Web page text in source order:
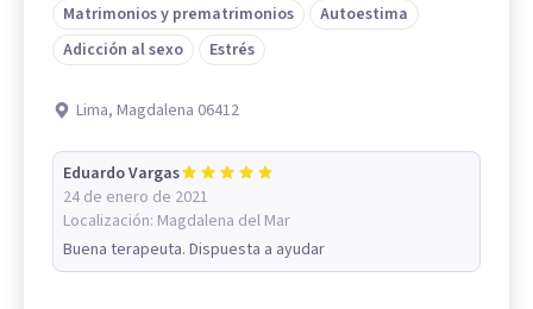
Matrimonios y prematrimonios
Autoestima
Adicción al sexo
Estrés
Lima, Magdalena 06412
Eduardo Vargas
24 de enero de 2021
Localización: Magdalena del Mar
Buena terapeuta. Dispuesta a ayudar